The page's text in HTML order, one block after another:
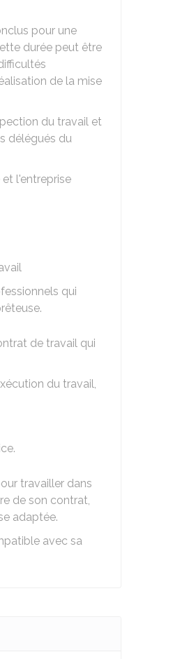
pour une
durée peut être
de la mise
du travail et
délégués du
l'entreprise
qui
de travail qui
du travail,
travailler dans
de son contrat,
adaptée.
avec sa